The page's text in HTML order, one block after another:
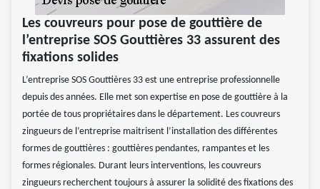
Les couvreurs pour pose de gouttière de
l’entreprise SOS Gouttières 33 assurent des
fixations solides
L’entreprise SOS Gouttières 33 est une entreprise professionnelle
depuis des années. Elle met son expertise en pose de gouttière à la
portée de tous propriétaires dans le département. Les couvreurs
zingueurs de l’entreprise maitrisent l’installation des différentes
formes de gouttières : gouttières pendantes, rampantes et les
formes régionales. Durant leurs interventions, les couvreurs
zingueurs recherchent toujours à assurer la solidité des fixations des